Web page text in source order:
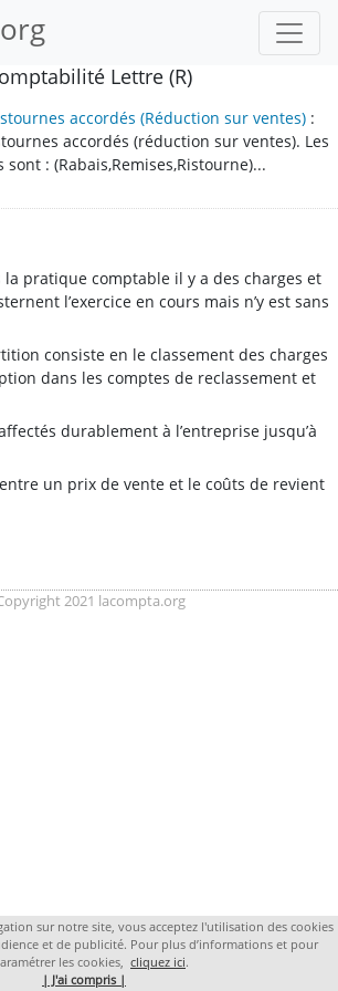
Lettre (R)
accordés (Réduction sur ventes) :
accordés (réduction sur ventes). Les
: (Rabais,Remises,Ristourne)...
la pratique comptable il y a des charges et
l’exercice en cours mais n’y est sans
consiste en le classement des charges
dans les comptes de reclassement et
durablement à l’entreprise jusqu’à
un prix de vente et le coûts de revient
2021 lacompta.org
sur notre site, vous acceptez l'utilisation des cookies
et de publicité. Pour plus d’informations et pour
les cookies, cliquez ici.
| J'ai compris |